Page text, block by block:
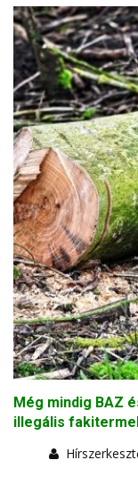
Még mindig BAZ
illegális